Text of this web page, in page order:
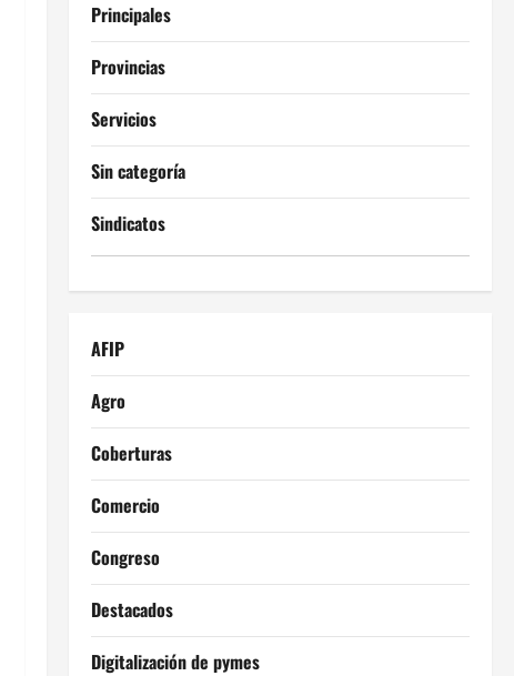
Principales
Provincias
Servicios
Sin categoría
Sindicatos
AFIP
Agro
Coberturas
Comercio
Congreso
Destacados
Digitalización de pymes